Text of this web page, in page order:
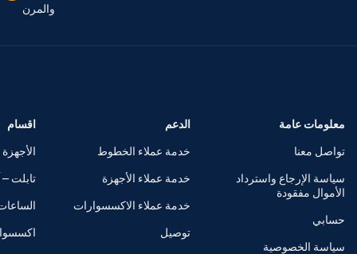
والمرن
معلومات عامة
تواصل معنا
سياسة الإرجاع واسترداد
الأموال مفقودة
حسابي
سياسة الخصوصية
الدعم
خدمة عملاء الخطوط
خدمة عملاء الأجهزة
خدمة عملاء الاكسسوارات
توصيل
اقسام
تابلت –